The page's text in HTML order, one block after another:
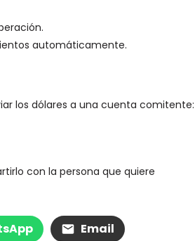
automáticamente.
los dólares a una cuenta comitente:
con la persona que quiere
Email